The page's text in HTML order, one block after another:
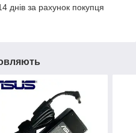
днів за рахунок покупця